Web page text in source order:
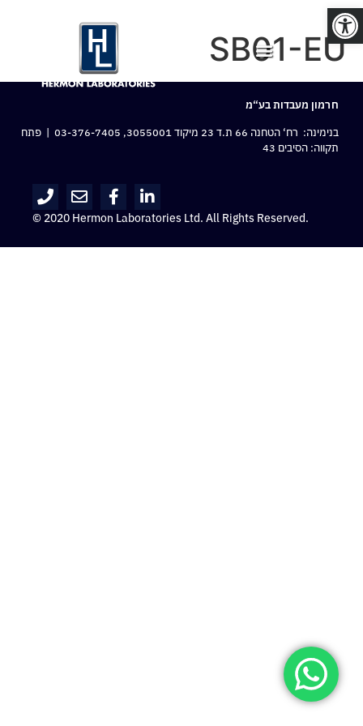
פתח סרגל נגישות
SB01-EU
חרמון מעבדות בע“מ
בנימינה: רח‘ הטחנה 66 ת.ד 23 מיקוד 3055001,
03-376-7405 | פתח
תקווה: הסיבים 43
© 2020 Hermon Laboratories Ltd. All Rights Reserved.